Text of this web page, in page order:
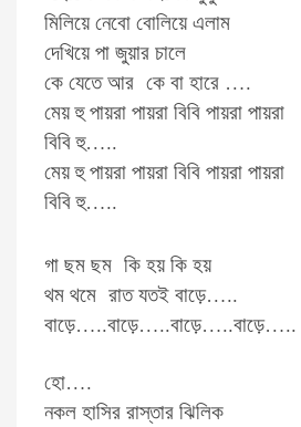
মিলিয়ে নেবো বোলিয়ে এলাম
দেখিয়ে পা জুয়ার চালে
কে যেতে আর কে বা হারে ….
মেয় হু পায়রা পায়রা বিবি পায়রা পায়রা
বিবি হু…..
মেয় হু পায়রা পায়রা বিবি পায়রা পায়রা
বিবি হু…..
গা ছম ছম কি হয় কি হয়
থম থমে রাত যতই বাড়ে…..
বাড়ে…..বাড়ে…..বাড়ে…..বাড়ে…..
হো….
নকল হাসির রাস্তার ঝিলিক